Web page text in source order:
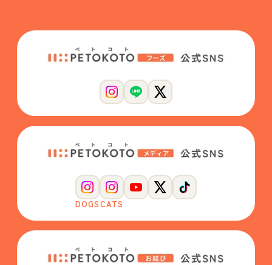
DOGSCATS